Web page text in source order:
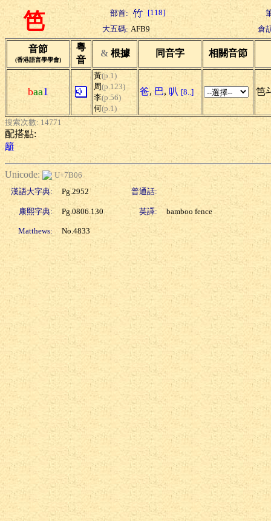
笆 部首: [118]
大五碼: AFB9 倉
音節
(香港語言學學會)
粵
音
& 根據 同音字 相關音節
baa1
黃(p.1)
周(p.123)
李(p.56)
何(p.1)
爸, 巴, 叭 [8..] 笆
搜索次數: 14771
配搭點:
籬
Unicode:
U+7B06
漢語大字典:
Pg.2952 普通話:
康熙字典: Pg.0806.130 英譯: bamboo fence
Matthews: No.4833